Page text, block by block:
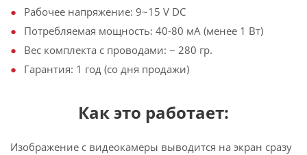
Рабочее напряжение: 9~15 V DC
Потребляемая мощность: 40-80 мА (менее 1 Вт)
Вес комплекта с проводами: ~ 280 гр.
Гарантия: 1 год (со дня продажи)
Как это работает:
Изображение с видеокамеры выводится на экран сразу